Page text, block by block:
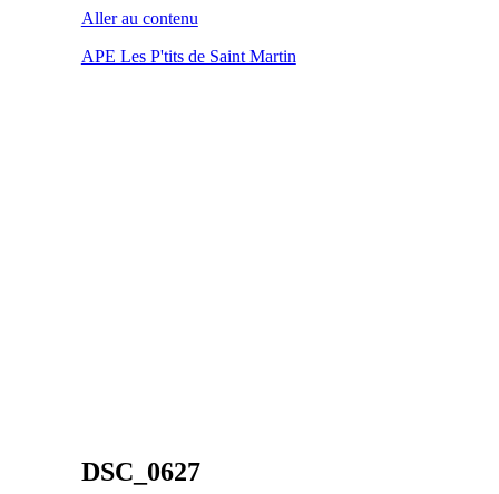
Aller au contenu
APE Les P'tits de Saint Martin
DSC_0627